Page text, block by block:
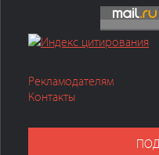
Рекламодателям
Контакты